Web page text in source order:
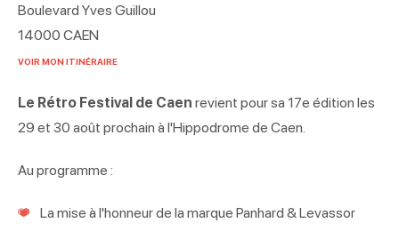
Boulevard Yves Guillou
14000 CAEN
VOIR MON ITINÉRAIRE
Le Rétro Festival de Caen revient pour sa 17e édition les
29 et 30 août prochain à l'Hippodrome de Caen.
Au programme :
La mise à l'honneur de la marque Panhard & Levassor